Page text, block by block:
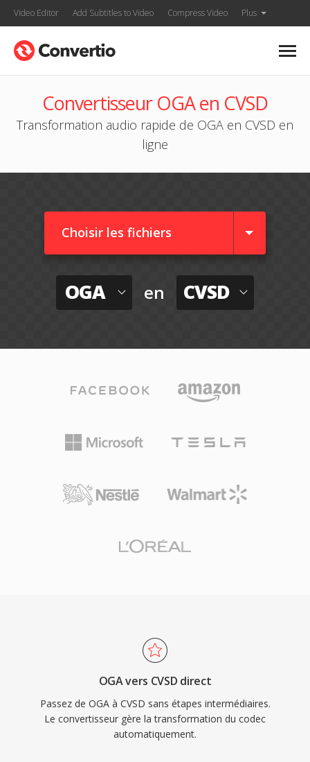
Video Editor Add Subtitles to Video Compress Video Plus
Convertisseur OGA en CVSD
Transformation audio rapide de OGA en CVSD en
ligne
Choisir les fichiers
OGA en CVSD
OGA vers CVSD direct
Passez de OGA à CVSD sans étapes intermédiaires.
Le convertisseur gère la transformation du codec
automatiquement.